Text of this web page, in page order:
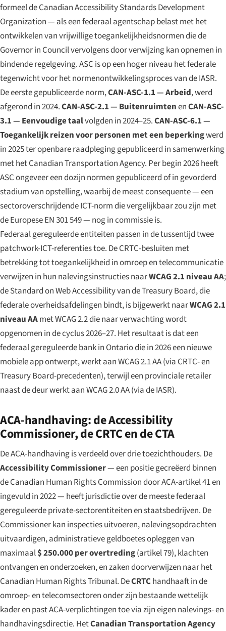
formeel de Canadian Accessibility Standards Development
Organization — als een federaal agentschap belast met het
ontwikkelen van vrijwillige toegankelijkheidsnormen die de
Governor in Council vervolgens door verwijzing kan opnemen in
bindende regelgeving. ASC is op een hoger niveau het federale
tegenwicht voor het normenontwikkelingsproces van de IASR.
De eerste gepubliceerde norm,CAN-ASC-1.1 — Arbeid, werd
afgerond in 2024.CAN-ASC-2.1 — BuitenruimtenenCAN-ASC-
3.1 — Eenvoudige taalvolgden in 2024–25.CAN-ASC-6.1 —
Toegankelijk reizen voor personen met een beperkingwerd
in 2025 ter openbare raadpleging gepubliceerd in samenwerking
met het Canadian Transportation Agency. Per begin 2026 heeft
ASC ongeveer een dozijn normen gepubliceerd of in gevorderd
stadium van opstelling, waarbij de meest consequente — een
sectoroverschrijdende ICT-norm die vergelijkbaar zou zijn met
de Europese EN 301 549 — nog in commissie is.
Federaal gereguleerde entiteiten passen in de tussentijd twee
patchwork-ICT-referenties toe. De CRTC-besluiten met
betrekking tot toegankelijkheid in omroep en telecommunicatie
verwijzen in hun nalevingsinstructies naarWCAG 2.1 niveau AA;
deStandard on Web Accessibilityvan de Treasury Board, die
federale overheidsafdelingen bindt, is bijgewerkt naarWCAG 2.1
niveau AAmet WCAG 2.2 die naar verwachting wordt
opgenomen in de cyclus 2026–27. Het resultaat is dat een
federaal gereguleerde bank in Ontario die in 2026 een nieuwe
mobiele app ontwerpt, werkt aan WCAG 2.1 AA (via CRTC- en
Treasury Board-precedenten), terwijl een provinciale retailer
naast de deur werkt aan WCAG 2.0 AA (via de IASR).
ACA-handhaving: de Accessibility
Commissioner, de CRTC en de CTA
De ACA-handhaving is verdeeld over drie toezichthouders. De
Accessibility Commissioner— een positie gecreëerd binnen
de Canadian Human Rights Commission door ACA-artikel 41 en
ingevuld in 2022 — heeft jurisdictie over de meeste federaal
gereguleerde private-sectorentiteiten en staatsbedrijven. De
Commissioner kan inspecties uitvoeren, nalevingsopdrachten
uitvaardigen, administratieve geldboetes opleggen van
maximaal$ 250.000 per overtreding(artikel 79), klachten
ontvangen en onderzoeken, en zaken doorverwijzen naar het
Canadian Human Rights Tribunal. DeCRTChandhaaft in de
omroep- en telecomsectoren onder zijn bestaande wettelijk
kader en past ACA-verplichtingen toe via zijn eigen nalevings- en
handhavingsdirectie. HetCanadian Transportation Agency